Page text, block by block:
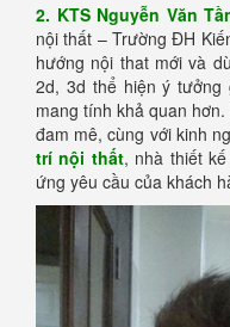
2. KTS Nguyễn Văn
nội thất – Trường ĐH
hướng nội that mới và
2d, 3d thể hiện ý
mang tính khả quan
đam mê, cùng với kinh
trí nội thất, nhà thiết
ứng yêu cầu của khách